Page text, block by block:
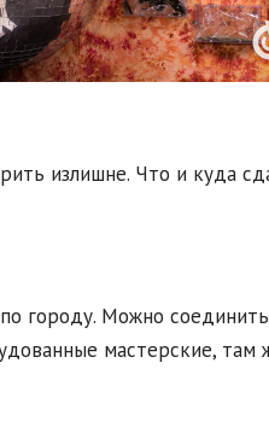
излишне. Что и куда
городу. Можно
мастерские, там